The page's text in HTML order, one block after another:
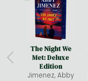
The Night We
Met: Deluxe
Edition
Jimenez, Abby